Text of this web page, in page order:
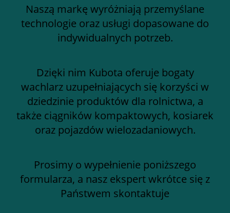
Naszą markę wyróżniają przemyślane
technologie oraz usługi dopasowane do
indywidualnych potrzeb.
Dzięki nim Kubota oferuje bogaty
wachlarz uzupełniających się korzyści w
dziedzinie produktów dla rolnictwa, a
także ciągników kompaktowych, kosiarek
oraz pojazdów wielozadaniowych.
Prosimy o wypełnienie poniższego
formularza, a nasz ekspert wkrótce się z
Państwem skontaktuje